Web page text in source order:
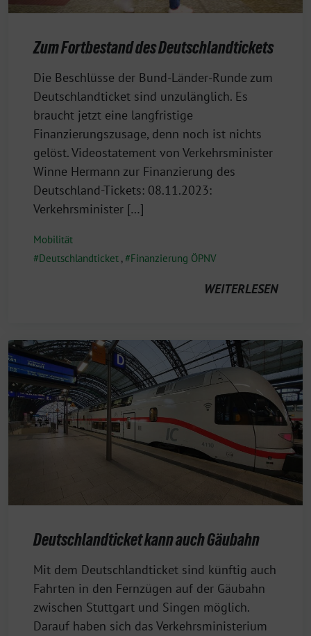
Zum Fortbestand des Deutschlandtickets
8.
November
2023
Die Beschlüsse der Bund-Länder-Runde zum
Deutschlandticket sind unzulänglich. Es
braucht jetzt eine langfristige
Finanzierungszusage, denn noch ist nichts
gelöst. Videostatement von Verkehrsminister
Winne Hermann zur Finanzierung des
Deutschland-Tickets: 08.11.2023:
Verkehrsminister […]
Mobilität
Deutschlandticket , Finanzierung ÖPNV
WEITERLESEN
Deutschlandticket kann auch Gäubahn
25.
April
2023
Mit dem Deutschlandticket sind künftig auch
Fahrten in den Fernzügen auf der Gäubahn
zwischen Stuttgart und Singen möglich.
Darauf haben sich das Verkehrsministerium